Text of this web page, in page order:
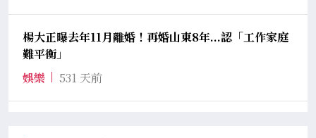
楊大正曝去年11月離婚！再婚山東8年...認「工作家庭
難平衡」
娛樂
531 天前